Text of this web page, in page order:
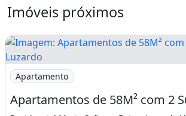
Diferenciais:
* 500m da CE 065;
* 700m da Av.
Jose Holanda do Vale;
Imóveis próximos
Imagem: Apartamentos de 58M² com 2
Apartamento